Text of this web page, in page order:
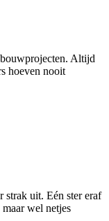
Altijd
hoeven nooit
strak uit. Eén ster eraf
wel netjes